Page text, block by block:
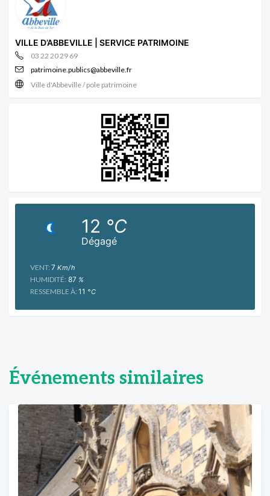
VILLE D’ABBEVILLE | SERVICE PATRIMOINE
03 22 20 29 69
patrimoine.publics@abbeville.fr
Ville d'Abbeville / pole patrimoine
Dégagé
12 °C
VENT: 7 Km/h
HUMIDITÉ: 87 %
RESSEMBLE À: 11 °C
Événements similaires